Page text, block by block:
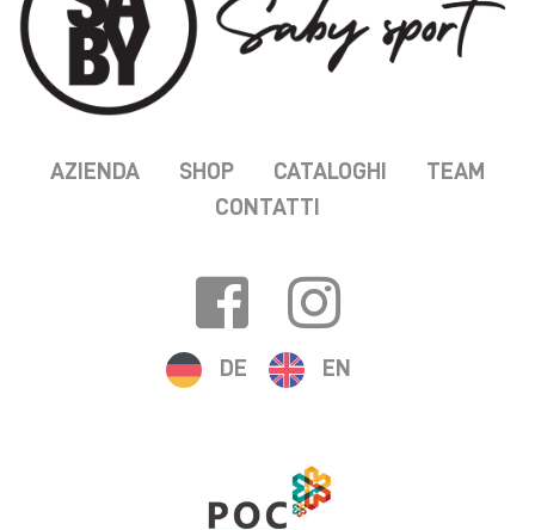
AZIENDA SHOP CATALOGHI
TEAM
CONTATTI
DE EN